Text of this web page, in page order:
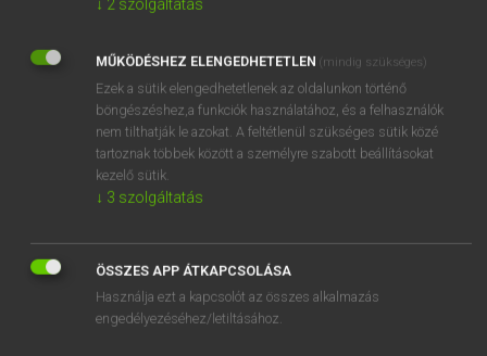
EGYÉNI FELHASZNÁLÓKNAK
TANULÓKNAK
OKTATÁSI INTÉZMÉNYEKNEK
VÁLLALATI MEGOLDÁSOK
RÓLUNK
ELÉRHETŐSÉG
SÜTI BEÁLLÍTÁSOK
↓ 2 szolgáltatás
MŰKÖDÉSHEZ ELENGEDHETETLEN (mindig szükséges)
Ezek a sütik elengedhetetlenek az oldalunkon történő
böngészéshez,a funkciók használatához, és a felhasználók
nem tilthatják le azokat. A feltétlenül szükséges sütik közé
tartoznak többek között a személyre szabott beállításokat
kezelő sütik.
↓ 3 szolgáltatás
ÖSSZES APP ÁTKAPCSOLÁSA
Használja ezt a kapcsolót az összes alkalmazás
engedélyezéséhez/letiltásához.